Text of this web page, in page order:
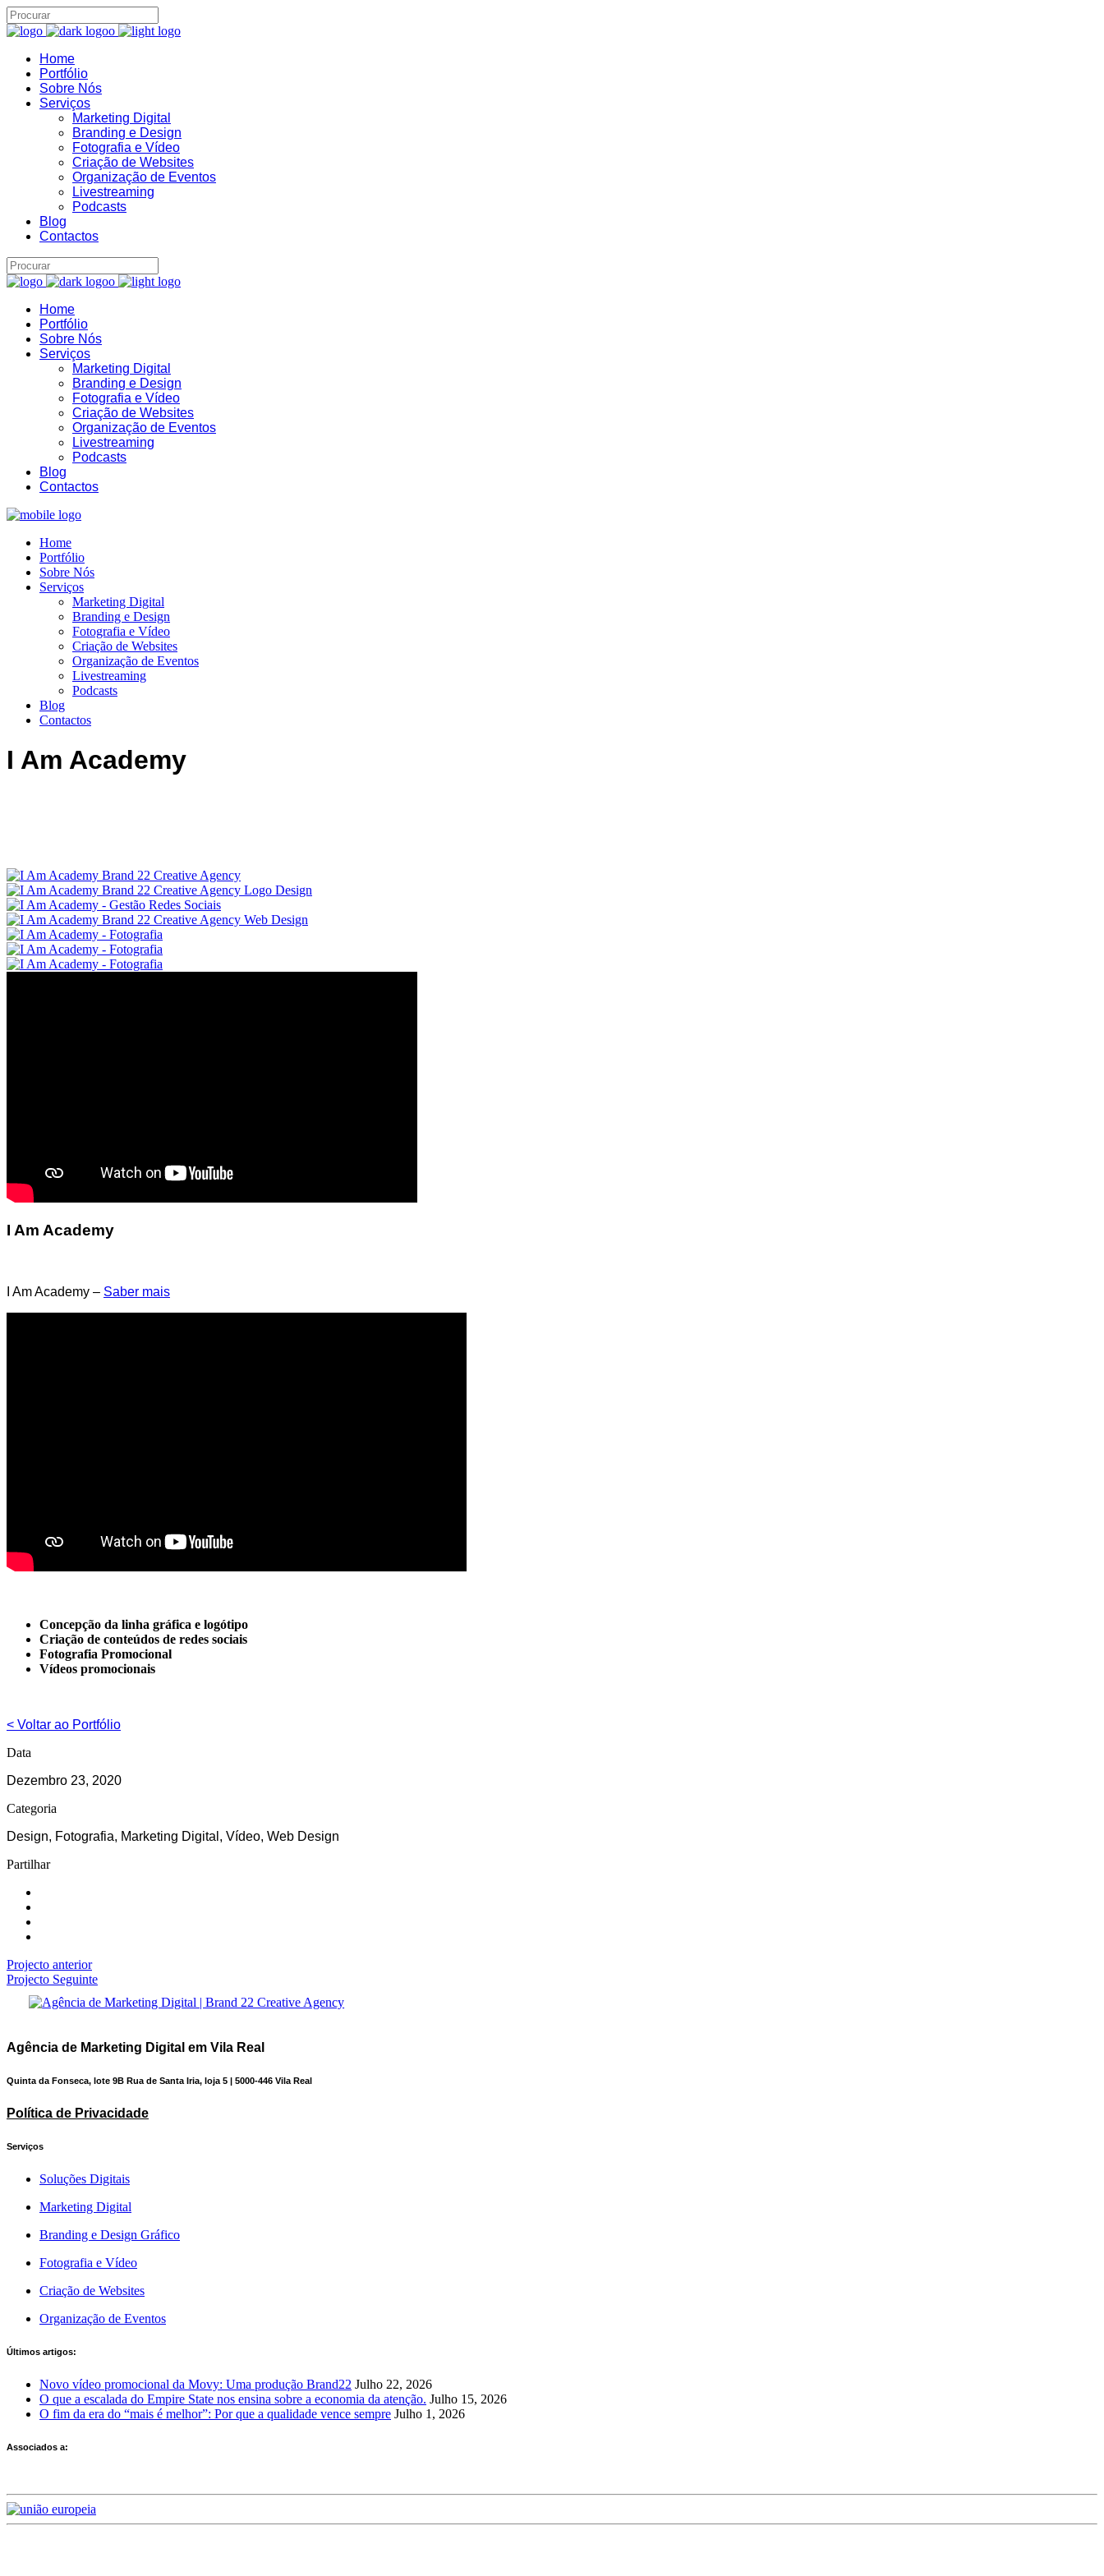
Home
Portfólio
Sobre Nós
Serviços
Marketing Digital
Branding e Design
Fotografia e Vídeo
Criação de Websites
Organização de Eventos
Livestreaming
Podcasts
Blog
Contactos
Home
Portfólio
Sobre Nós
Serviços
Marketing Digital
Branding e Design
Fotografia e Vídeo
Criação de Websites
Organização de Eventos
Livestreaming
Podcasts
Blog
Contactos
Home
Portfólio
Sobre Nós
Serviços
Marketing Digital
Branding e Design
Fotografia e Vídeo
Criação de Websites
Organização de Eventos
Livestreaming
Podcasts
Blog
Contactos
I Am Academy
I Am Academy
I Am Academy – Saber mais
Concepção da linha gráfica e logótipo
Criação de conteúdos de redes sociais
Fotografia Promocional
Vídeos promocionais
< Voltar ao Portfólio
Data
Dezembro 23, 2020
Categoria
Design, Fotografia, Marketing Digital, Vídeo, Web Design
Partilhar
Projecto anterior
Projecto Seguinte
Agência de Marketing Digital em Vila Real
Quinta da Fonseca, lote 9B Rua de Santa Iria, loja 5 | 5000-446 Vila Real
Política de Privacidade
Serviços
Soluções Digitais
Marketing Digital
Branding e Design Gráfico
Fotografia e Vídeo
Criação de Websites
Organização de Eventos
Últimos artigos:
Novo vídeo promocional da Movy: Uma produção Brand22 Julho 22, 2026
O que a escalada do Empire State nos ensina sobre a economia da atenção. Julho 15, 2026
O fim da era do “mais é melhor”: Por que a qualidade vence sempre Julho 1, 2026
Associados a: